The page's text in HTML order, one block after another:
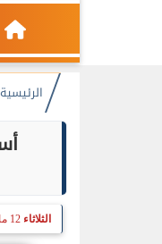
الرئيسية
الثلاثاء 12 مايو 2026